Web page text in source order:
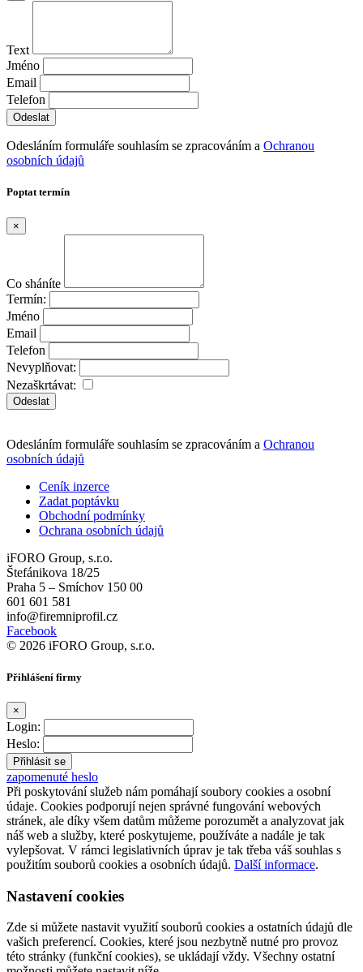
Text
Jméno
Email
Telefon
Odesláním formuláře souhlasím se zpracováním a Ochranou
osobních údajů
Poptat termín
×
Co sháníte
Termín:
Jméno
Email
Telefon
Nevyplňovat:
Nezaškrtávat:
Odeslat
Odesláním formuláře souhlasím se zpracováním a Ochranou
osobních údajů
Ceník inzerce
Zadat poptávku
Obchodní podmínky
Ochrana osobních údajů
iFORO Group, s.r.o.
Štefánikova 18/25
Praha 5 – Smíchov 150 00
601 601 581
info@firemniprofil.cz
Facebook
© 2026 iFORO Group, s.r.o.
Přihlášení firmy
×
Login:
Heslo:
zapomenuté heslo
Při poskytování služeb nám pomáhají soubory cookies a osobní
údaje. Cookies podporují nejen správné fungování webových
stránek, ale díky všem datům můžeme porozumět a analyzovat jak
náš web a služby, které poskytujeme, používáte a nadále je tak
vylepšovat. V rámci legislativních úprav je tak třeba váš souhlas s
použitím souborů cookies a osobních údajů. Další informace.
Nastavení cookies
Zde si můžete nastavit využití souborů cookies a ostatních údajů dle
vašich preferencí. Cookies, které jsou nezbytně nutné pro provoz
této stránky (funkční cookies), se ukládají vždy. Všechny ostatní